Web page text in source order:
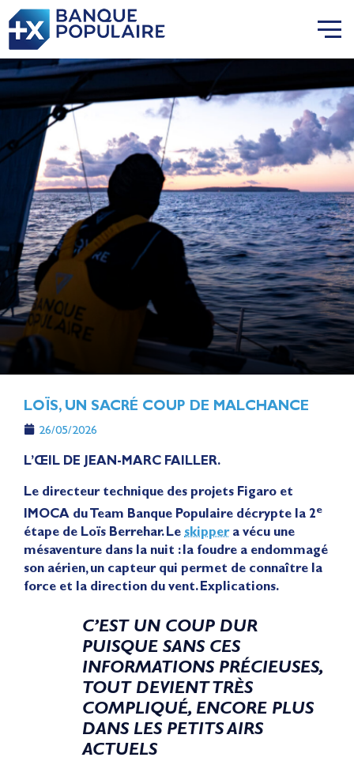
LOÏS, UN SACRÉ COUP DE MALCHANCE
26/05/2026
L’ŒIL DE JEAN-MARC FAILLER.
Le directeur technique des projets Figaro et
IMOCA du Team Banque Populaire décrypte la 2e
étape de Loïs Berrehar. Le skippera vécu une
mésaventure dans la nuit : la foudre a endommagé
son aérien, un capteur qui permet de connaître la
force et la direction du vent. Explications.
C’EST UN COUP DUR
PUISQUE SANS CES
INFORMATIONS PRÉCIEUSES,
TOUT DEVIENT TRÈS
COMPLIQUÉ, ENCORE PLUS
DANS LES PETITS AIRS
ACTUELS